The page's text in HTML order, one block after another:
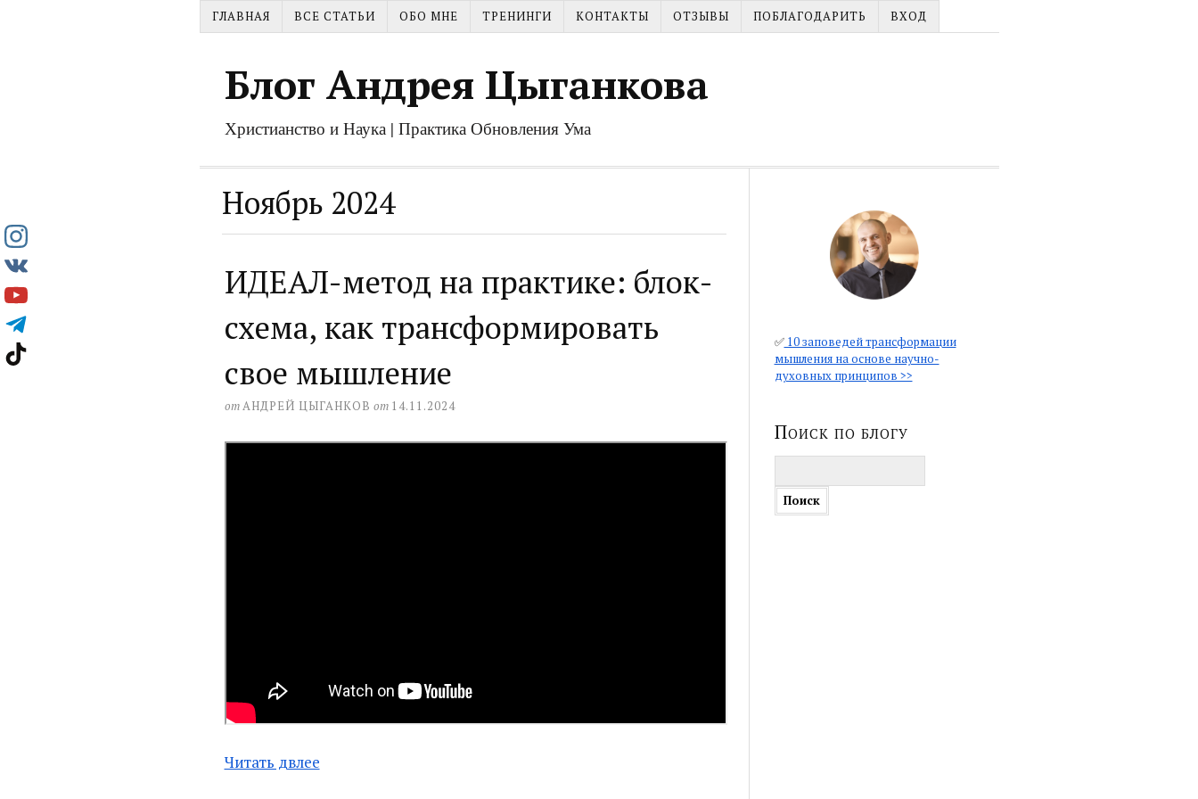
ГЛАВНАЯ ВСЕ СТАТЬИ ОБО МНЕ ТРЕНИНГИ КОНТАКТЫ ОТЗЫВЫ ПОБЛАГОДАРИТЬ ВХОД
Блог Андрея Цыганкова
Христианство и Наука | Практика Обновления Ума
Ноябрь 2024
ИДЕАЛ-метод на практике: блок-
схема, как трансформировать
свое мышление
отАНДРЕЙ ЦЫГАНКОВ от 14.11.2024
Читать двлее
✅10 заповедей трансформации
мышления на основе научно-
духовных принципов >>
Поиск по блогу